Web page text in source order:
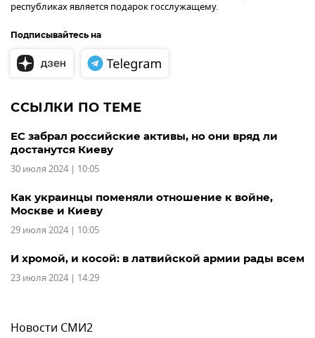
республиках является подарок госслужащему.
Подписывайтесь на
ССЫЛКИ ПО ТЕМЕ
ЕС забрал российские активы, но они вряд ли
достанутся Киеву
30 июля 2024 | 10:05
Как украинцы поменяли отношение к войне,
Москве и Киеву
29 июля 2024 | 10:05
И хромой, и косой: в латвийской армии рады всем
23 июля 2024 | 14:29
Новости СМИ2